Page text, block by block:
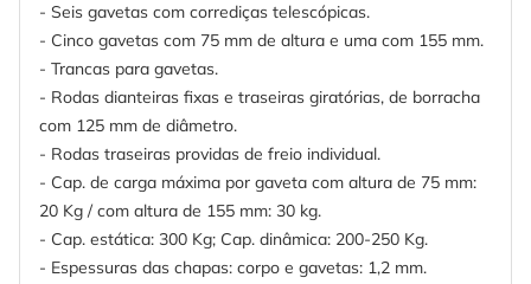
- Seis gavetas com corrediças telescópicas.
- Cinco gavetas com 75 mm de altura e uma com 155 mm.
- Trancas para gavetas.
- Rodas dianteiras fixas e traseiras giratórias, de borracha
com 125 mm de diâmetro.
- Rodas traseiras providas de freio individual.
- Cap. de carga máxima por gaveta com altura de 75 mm:
20 Kg / com altura de 155 mm: 30 kg.
- Cap. estática: 300 Kg; Cap. dinâmica: 200-250 Kg.
- Espessuras das chapas: corpo e gavetas: 1,2 mm.